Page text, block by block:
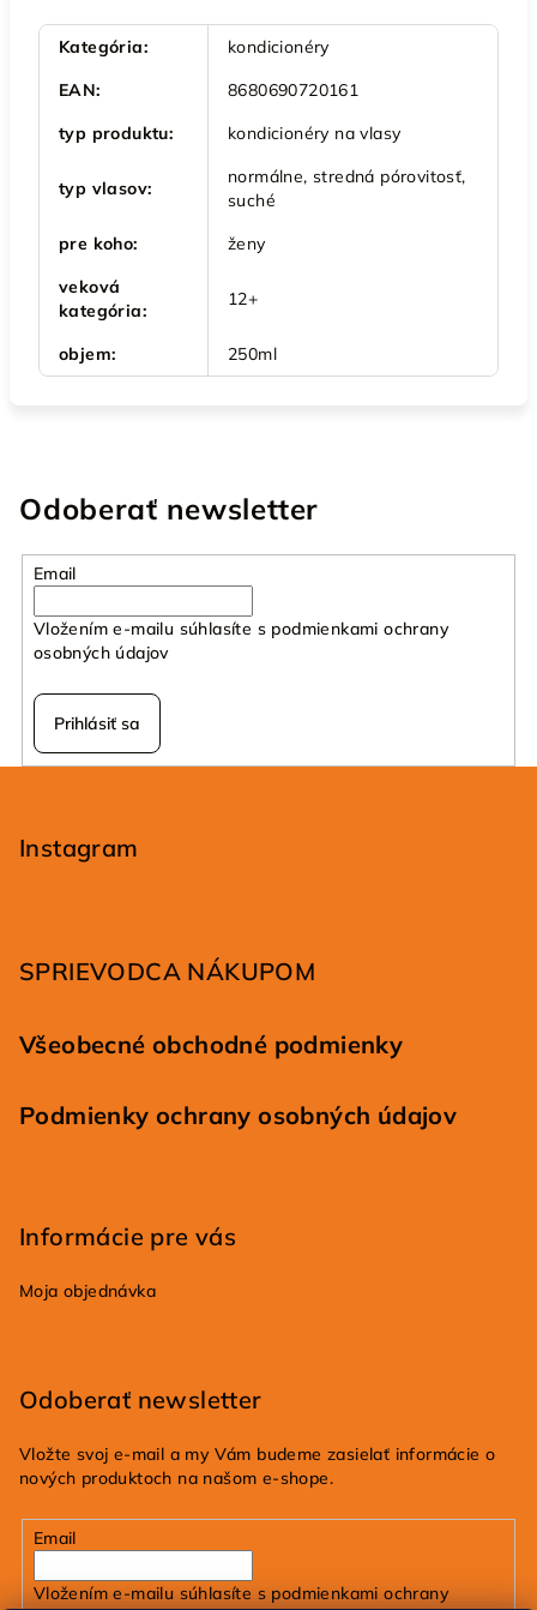
Kategória:
kondicionéry
EAN:
8680690720161
typ produktu: kondicionéry na vlasy
typ vlasov:
normálne, stredná pórovitosť,
suché
pre koho:
ženy
veková
kategória:
12+
objem: 250ml
Odoberať newsletter
Email
Vložením e-mailu súhlasíte s podmienkami ochrany
osobných údajov
Prihlásiť sa
Instagram
SPRIEVODCA NÁKUPOM
Všeobecné obchodné podmienky
Podmienky ochrany osobných údajov
Informácie pre vás
Moja objednávka
Odoberať newsletter
Vložte svoj e-mail a my Vám budeme zasielať informácie o
nových produktoch na našom e-shope.
Email
Vložením e-mailu súhlasíte s podmienkami ochrany